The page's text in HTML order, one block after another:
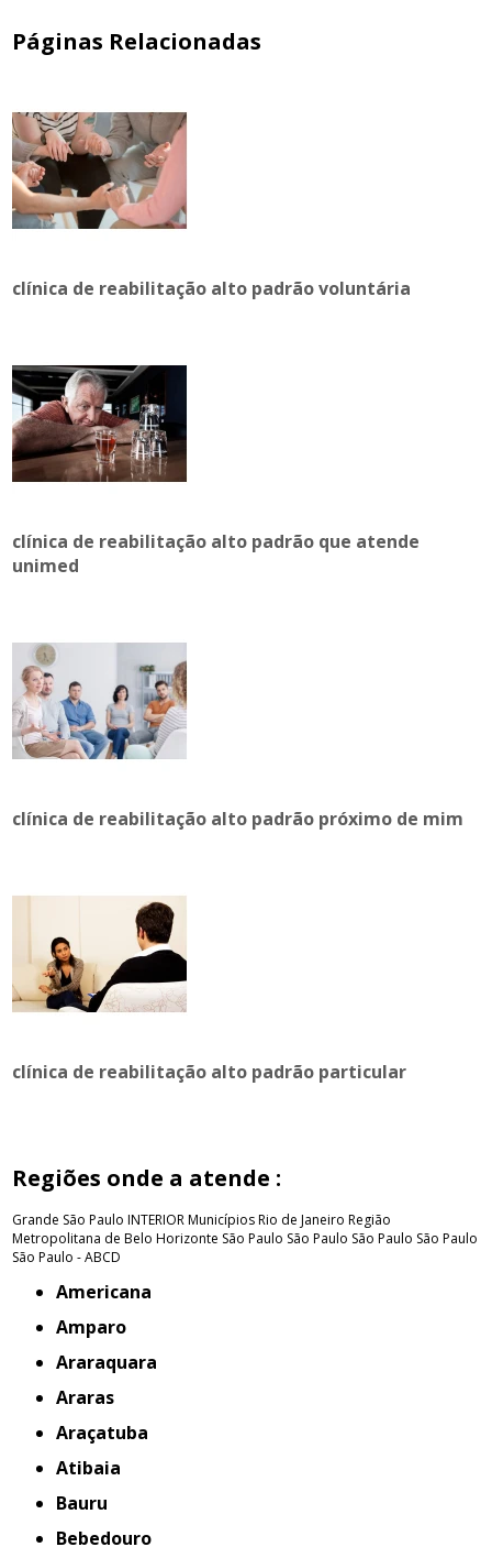
Páginas Relacionadas
clínica de reabilitação alto padrão voluntária
clínica de reabilitação alto padrão que atende
unimed
clínica de reabilitação alto padrão próximo de mim
clínica de reabilitação alto padrão particular
Regiões onde a atende :
Grande São Paulo INTERIORMunicípios Rio de Janeiro Região
Metropolitana de Belo Horizonte São Paulo São Paulo São Paulo São Paulo
São Paulo - ABCD
Americana
Amparo
Araraquara
Araras
Araçatuba
Atibaia
Bauru
Bebedouro